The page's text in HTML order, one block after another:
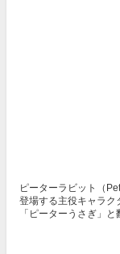
ピーターラビット（
登場する主役キャラク
「ピーターうさぎ」